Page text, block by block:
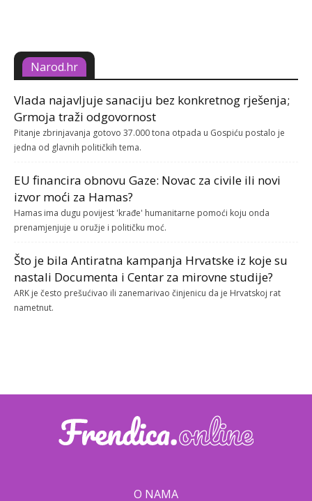
Narod.hr
Vlada najavljuje sanaciju bez konkretnog rješenja;
Grmoja traži odgovornost
Pitanje zbrinjavanja gotovo 37.000 tona otpada u Gospiću postalo je
jedna od glavnih političkih tema.
EU financira obnovu Gaze: Novac za civile ili novi
izvor moći za Hamas?
Hamas ima dugu povijest 'krađe' humanitarne pomoći koju onda
prenamjenjuje u oružje i političku moć.
Što je bila Antiratna kampanja Hrvatske iz koje su
nastali Documenta i Centar za mirovne studije?
ARK je često prešućivao ili zanemarivao činjenicu da je Hrvatskoj rat
nametnut.
O NAMA